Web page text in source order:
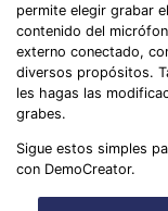
permite elegir grabar
contenido del
externo conectado,
diversos propósitos.
les hagas las
grabes.
Sigue estos simples
con DemoCreator.